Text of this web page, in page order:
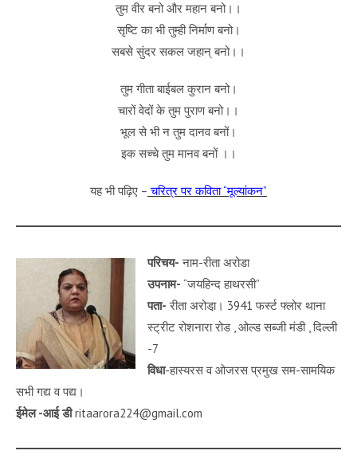
तुम वीर बनो और महान बनो।।
सृष्टि का भी तुम्ही निर्माण बनो।
सबसे सुंदर सकल जहान् बनो।।
तुम गीता बाईबल कुरान बनो।
चारों वेदों के तुम पुराण बनो।।
भूल से भी न तुम दानव बनों।
इक सच्चे तुम मानव बनों ।।
यह भी पढ़िए – चरित्र पर कविता “मूल्यांकन”
परिचय- नाम-रीता अरोडा
उपनाम- “जयहिन्द हाथरसी”
पता- रीता अरोडा़। 3941 फर्स्ट फ्लोर थाना
स्ट्रीट रोशनारा रोड , ओल्ड सब्जी मंडी , दिल्ली
-7
विधा-हास्यरस व ओजरस प्रमुख सम-सामयिक
सभी गद्य व पद्य।
ईमेल -आई डीritaarora224@gmail.com